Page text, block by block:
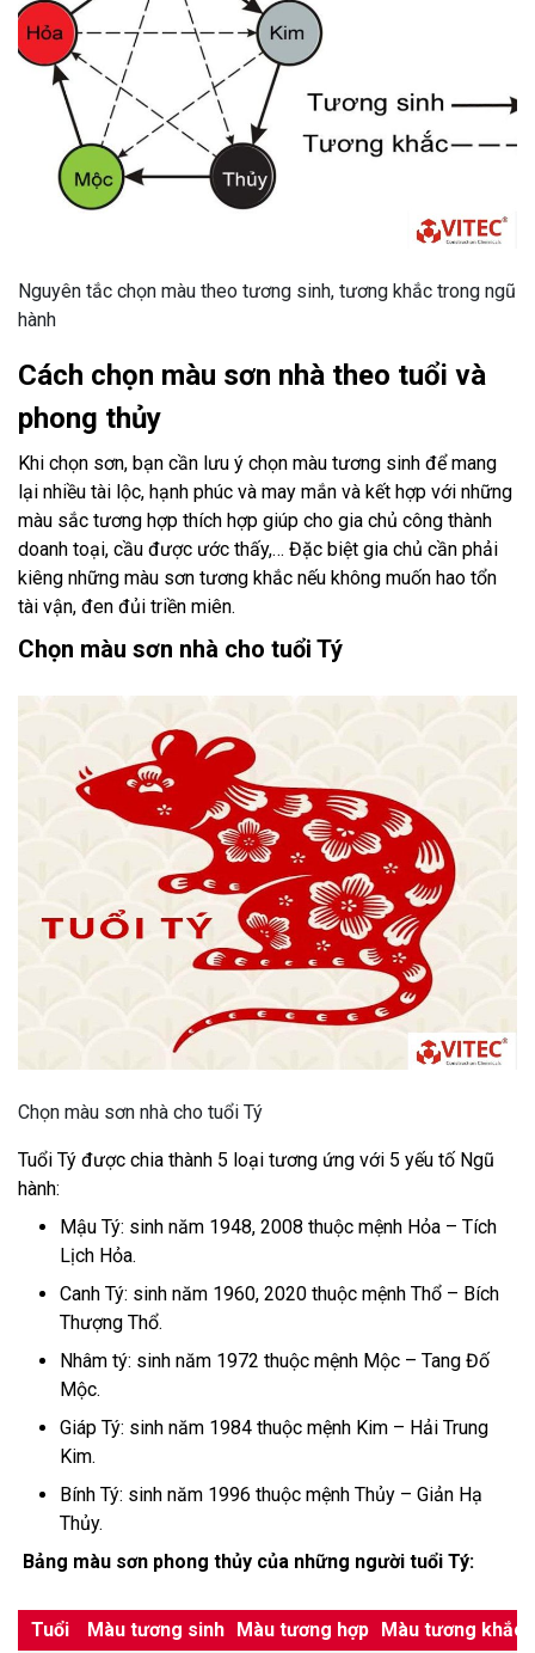
Nguyên tắc chọn màu theo tương sinh, tương khắc trong ngũ
hành
Cách chọn màu sơn nhà theo tuổi và
phong thủy
Khi chọn sơn, bạn cần lưu ý chọn màu tương sinh để mang
lại nhiều tài lộc, hạnh phúc và may mắn và kết hợp với những
màu sắc tương hợp thích hợp giúp cho gia chủ công thành
doanh toại, cầu được ước thấy,… Đặc biệt gia chủ cần phải
kiêng những màu sơn tương khắc nếu không muốn hao tổn
tài vận, đen đủi triền miên.
Chọn màu sơn nhà cho tuổi Tý
Chọn màu sơn nhà cho tuổi Tý
Tuổi Tý được chia thành 5 loại tương ứng với 5 yếu tố Ngũ
hành:
Mậu Tý: sinh năm 1948, 2008 thuộc mệnh Hỏa – Tích
Lịch Hỏa.
Canh Tý: sinh năm 1960, 2020 thuộc mệnh Thổ – Bích
Thượng Thổ.
Nhâm tý: sinh năm 1972 thuộc mệnh Mộc – Tang Đố
Mộc.
Giáp Tý: sinh năm 1984 thuộc mệnh Kim – Hải Trung
Kim.
Bính Tý: sinh năm 1996 thuộc mệnh Thủy – Giản Hạ
Thủy.
Bảng màu sơn phong thủy của những người tuổi Tý:
Tuổi Màu tương sinh Màu tương hợp Màu tương khắc